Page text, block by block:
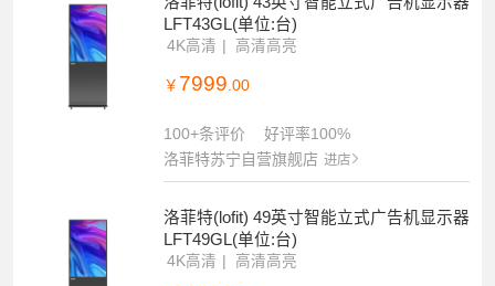
LFT43GL(单位:台)
4K高清 高清高亮
￥ 7999 .00
100+条评价
好评率100%
洛菲特苏宁自营旗舰店 进店
洛菲特(lofit) 49英寸智能立式广告机显示器
LFT49GL(单位:台)
4K高清 高清高亮